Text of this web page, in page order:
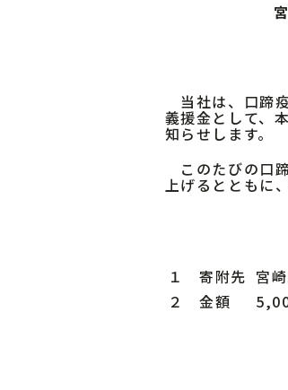
当社は、口蹄
義援金として、
知らせします。
このたびの口
上げるとともに
１ 寄附先 宮
２ 金額